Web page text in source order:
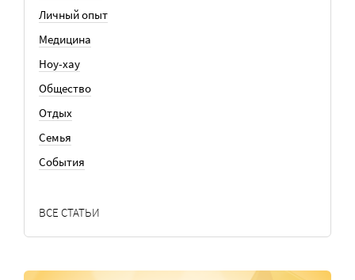
Личный опыт
Медицина
Ноу-хау
Общество
Отдых
Семья
События
ВСЕ СТАТЬИ